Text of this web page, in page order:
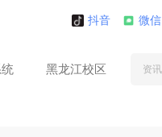
抖音 微信
黑龙江校区